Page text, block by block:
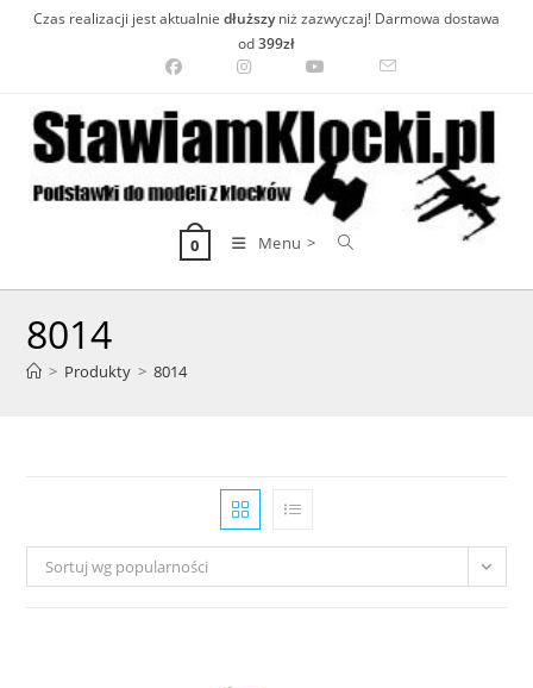
Czas realizacji jest aktualnie dłuższyniż zazwyczaj! Darmowa dostawa
od399zł
0 Menu >
8014
> Produkty > 8014
Sortuj wg popularności